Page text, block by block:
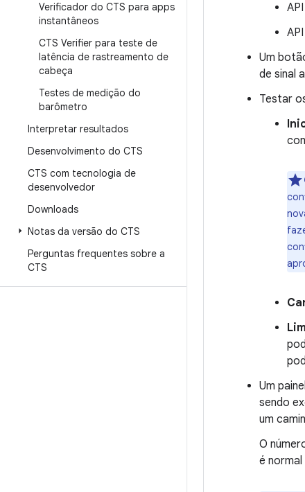
Verificador do CTS para apps
instantâneos
CTS Verifier para teste de
latência de rastreamento de
cabeça
Testes de medição do
barômetro
Interpretar resultados
Desenvolvimento do CTS
CTS com tecnologia de
desenvolvedor
Downloads
Notas da versão do CTS
Perguntas frequentes sobre a
CTS
Um
de sinal
Testar
Um
sendo
um
O
é